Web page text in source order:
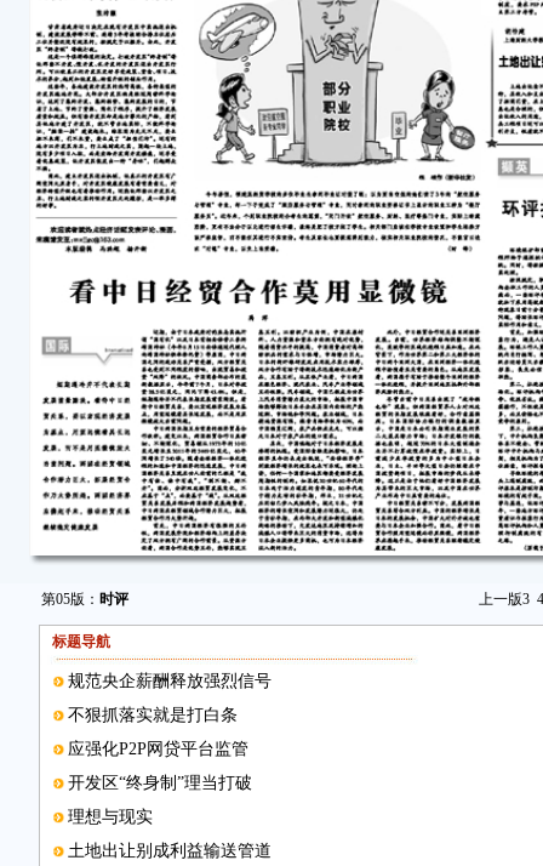
第05版： 时评 上一版3 4
标题导航
规范央企薪酬释放强烈信号
不狠抓落实就是打白条
应强化P2P网贷平台监管
开发区“终身制”理当打破
理想与现实
土地出让别成利益输送管道